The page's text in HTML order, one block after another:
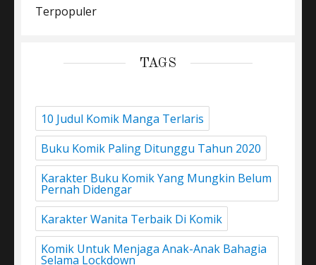
Terpopuler
TAGS
10 Judul Komik Manga Terlaris
Buku Komik Paling Ditunggu Tahun 2020
Karakter Buku Komik Yang Mungkin Belum
Pernah Didengar
Karakter Wanita Terbaik Di Komik
Komik Untuk Menjaga Anak-Anak Bahagia
Selama Lockdown